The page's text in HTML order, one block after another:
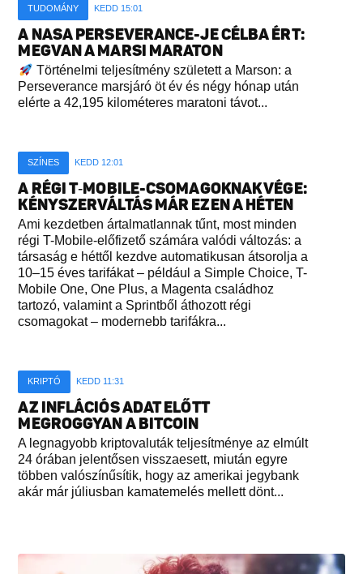
TUDOMÁNY KEDD 15:01
A NASA PERSEVERANCE-JE CÉLBA ÉRT:
MEGVAN A MARSI MARATON
Történelmi teljesítmény született a Marson: a
Perseverance marsjáró öt év és négy hónap után
elérte a 42,195 kilométeres maratoni távot...
SZÍNES KEDD 12:01
A RÉGI T‑MOBILE-CSOMAGOKNAK VÉGE:
KÉNYSZERVÁLTÁS MÁR EZEN A HÉTEN
Ami kezdetben ártalmatlannak tűnt, most minden
régi T-Mobile-előfizető számára valódi változás: a
társaság e héttől kezdve automatikusan átsorolja a
10–15 éves tarifákat – például a Simple Choice, T-
Mobile One, One Plus, a Magenta családhoz
tartozó, valamint a Sprintből áthozott régi
csomagokat – modernebb tarifákra...
KRIPTÓ KEDD 11:31
AZ INFLÁCIÓS ADAT ELŐTT
MEGROGGYAN A BITCOIN
A legnagyobb kriptovaluták teljesítménye az elmúlt
24 órában jelentősen visszaesett, miután egyre
többen valószínűsítik, hogy az amerikai jegybank
akár már júliusban kamatemelés mellett dönt...